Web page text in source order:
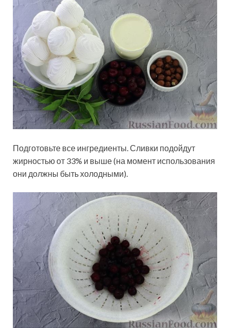
Подготовьте все ингредиенты. Сливки подойдут
жирностью от 33% и выше (на момент использования
они должны быть холодными).